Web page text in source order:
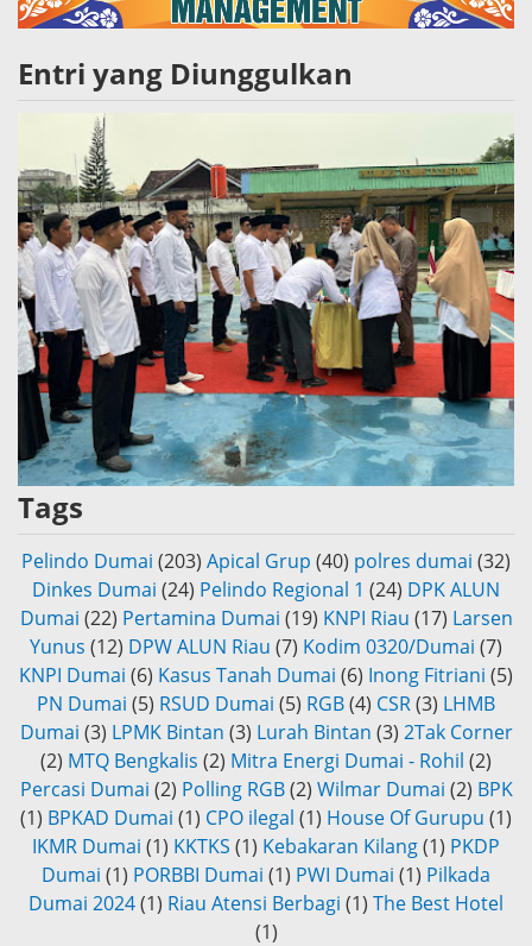
Entri yang Diunggulkan
Tags
Pelindo Dumai (203) Apical Grup (40) polres dumai (32)
Dinkes Dumai (24) Pelindo Regional 1 (24) DPK ALUN
Dumai (22) Pertamina Dumai (19) KNPI Riau (17) Larsen
Yunus (12) DPW ALUN Riau (7) Kodim 0320/Dumai (7)
KNPI Dumai (6) Kasus Tanah Dumai (6) Inong Fitriani (5)
PN Dumai (5) RSUD Dumai (5) RGB(4) CSR(3) LHMB
Dumai (3) LPMK Bintan (3) Lurah Bintan (3) 2Tak Corner
(2) MTQ Bengkalis (2) Mitra Energi Dumai - Rohil (2)
Percasi Dumai (2) Polling RGB (2) Wilmar Dumai (2) BPK
(1) BPKAD Dumai (1) CPO ilegal (1) House Of Gurupu (1)
IKMR Dumai (1) KKTKS (1) Kebakaran Kilang(1) PKDP
Dumai (1) PORBBI Dumai (1) PWI Dumai (1) Pilkada
Dumai 2024(1) Riau Atensi Berbagi (1) The Best Hotel
(1)